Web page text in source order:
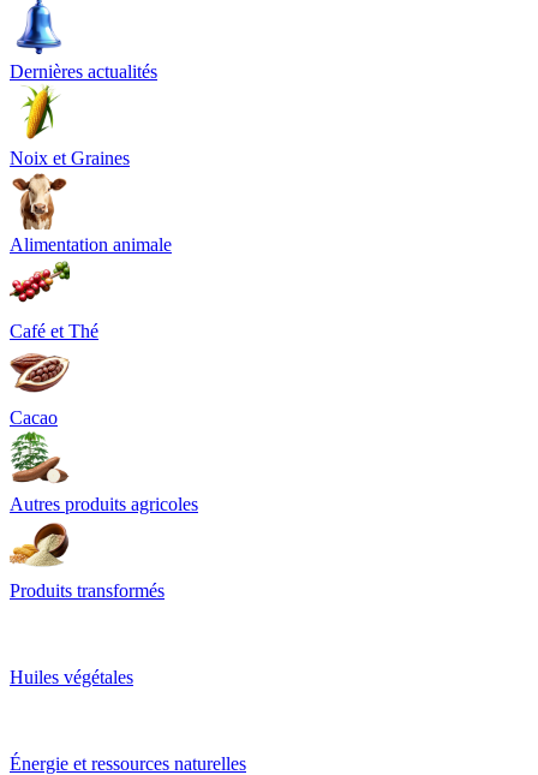
Dernières actualités
Noix et Graines
Alimentation animale
Café et Thé
Cacao
Autres produits agricoles
Produits transformés
Huiles végétales
Énergie et ressources naturelles